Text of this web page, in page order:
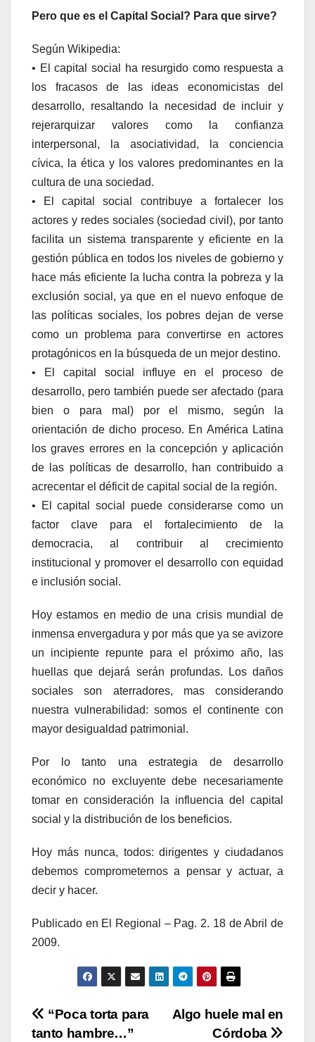
Pero que es el Capital Social? Para que sirve?
Según Wikipedia:
• El capital social ha resurgido como respuesta a
los fracasos de las ideas economicistas del
desarrollo, resaltando la necesidad de incluir y
rejerarquizar valores como la confianza
interpersonal, la asociatividad, la conciencia
cívica, la ética y los valores predominantes en la
cultura de una sociedad.
• El capital social contribuye a fortalecer los
actores y redes sociales (sociedad civil), por tanto
facilita un sistema transparente y eficiente en la
gestión pública en todos los niveles de gobierno y
hace más eficiente la lucha contra la pobreza y la
exclusión social, ya que en el nuevo enfoque de
las políticas sociales, los pobres dejan de verse
como un problema para convertirse en actores
protagónicos en la búsqueda de un mejor destino.
• El capital social influye en el proceso de
desarrollo, pero también puede ser afectado (para
bien o para mal) por el mismo, según la
orientación de dicho proceso. En América Latina
los graves errores en la concepción y aplicación
de las políticas de desarrollo, han contribuido a
acrecentar el déficit de capital social de la región.
• El capital social puede considerarse como un
factor clave para el fortalecimiento de la
democracia, al contribuir al crecimiento
institucional y promover el desarrollo con equidad
e inclusión social.
Hoy estamos en medio de una crisis mundial de
inmensa envergadura y por más que ya se avizore
un incipiente repunte para el próximo año, las
huellas que dejará serán profundas. Los daños
sociales son aterradores, mas considerando
nuestra vulnerabilidad: somos el continente con
mayor desigualdad patrimonial.
Por lo tanto una estrategia de desarrollo
económico no excluyente debe necesariamente
tomar en consideración la influencia del capital
social y la distribución de los beneficios.
Hoy más nunca, todos: dirigentes y ciudadanos
debemos comprometernos a pensar y actuar, a
decir y hacer.
Publicado en El Regional – Pag. 2. 18 de Abril de
2009.
Navegación
Algo huele mal en
Córdoba
“Poca torta para
tanto hambre…”